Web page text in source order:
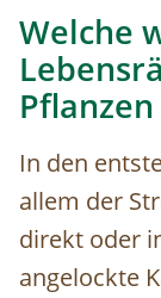
Welche
In den
allem der
direkt oder
angelockte